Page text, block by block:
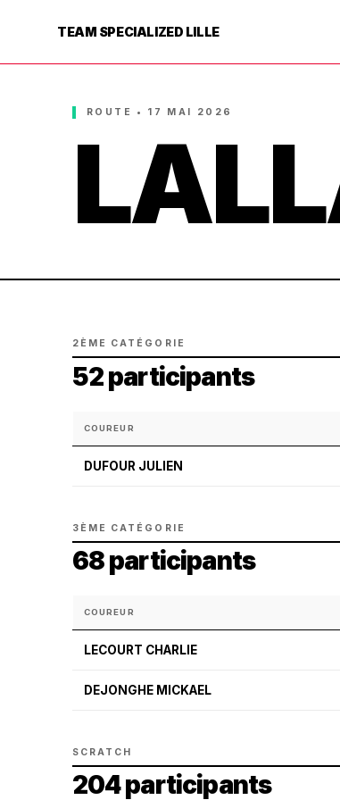
TEAM SPECIALIZED LILLE
ROUTE • 17 MAI 2026
2ÈME CATÉGORIE
52 participants
COUREUR
DUFOUR JULIEN
3ÈME CATÉGORIE
68 participants
COUREUR
LECOURT CHARLIE
DEJONGHE MICKAEL
SCRATCH
204 participants